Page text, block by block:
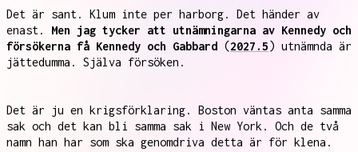
Det är sant. Klum inte per harborg. Det händer av
enast. Men jag tycker att utnämningarna av Kennedy och
försökerna få Kennedy och Gabbard (2027.5) utnämnda är
jättedumma. Själva försöken.
Det är ju en krigsförklaring. Boston väntas anta samma
sak och det kan bli samma sak i New York. Och de två
namn han har som ska genomdriva detta är för klena.